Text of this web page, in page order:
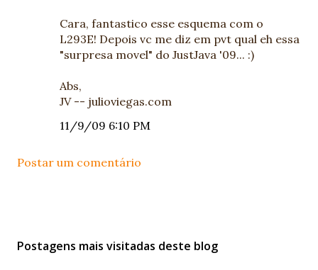
Cara, fantastico esse esquema com o
L293E! Depois vc me diz em pvt qual eh essa
"surpresa movel" do JustJava '09... :)
Abs,
JV -- julioviegas.com
11/9/09 6:10 PM
Postar um comentário
Postagens mais visitadas deste blog